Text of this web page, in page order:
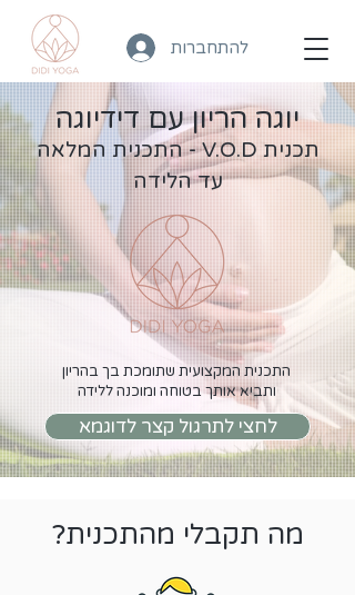
להתחברות
יוגה הריון עם דידיוגה
תכנית V.O.D - התכנית המלאה
עד הלידה
התכנית המקצועית שתומכת בך בהריון
ותביא אותך בטוחה ומוכנה ללידה
לחצי לתרגול קצר לדוגמא
מה תקבלי מהתכנית?